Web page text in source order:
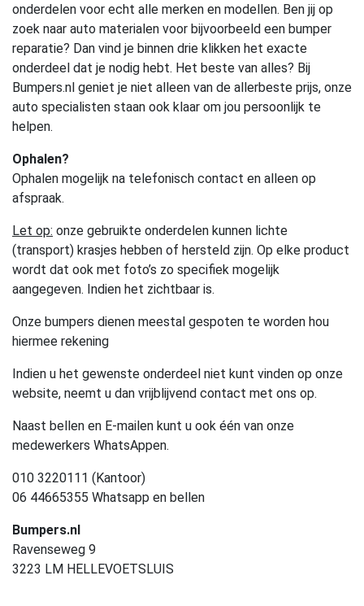
onderdelen voor echt alle merken en modellen. Ben jij op
zoek naar auto materialen voor bijvoorbeeld een bumper
reparatie? Dan vind je binnen drie klikken het exacte
onderdeel dat je nodig hebt. Het beste van alles? Bij
Bumpers.nl geniet je niet alleen van de allerbeste prijs, onze
auto specialisten staan ook klaar om jou persoonlijk te
helpen.
Ophalen?
Ophalen mogelijk na telefonisch contact en alleen op
afspraak.
Let op: onze gebruikte onderdelen kunnen lichte
(transport) krasjes hebben of hersteld zijn. Op elke product
wordt dat ook met foto’s zo specifiek mogelijk
aangegeven. Indien het zichtbaar is.
Onze bumpers dienen meestal gespoten te worden hou
hiermee rekening
Indien u het gewenste onderdeel niet kunt vinden op onze
website, neemt u dan vrijblijvend contact met ons op.
Naast bellen en E-mailen kunt u ook één van onze
medewerkers WhatsAppen.
010 3220111 (Kantoor)
06 44665355 Whatsapp en bellen
Bumpers.nl
Ravenseweg 9
3223 LM HELLEVOETSLUIS